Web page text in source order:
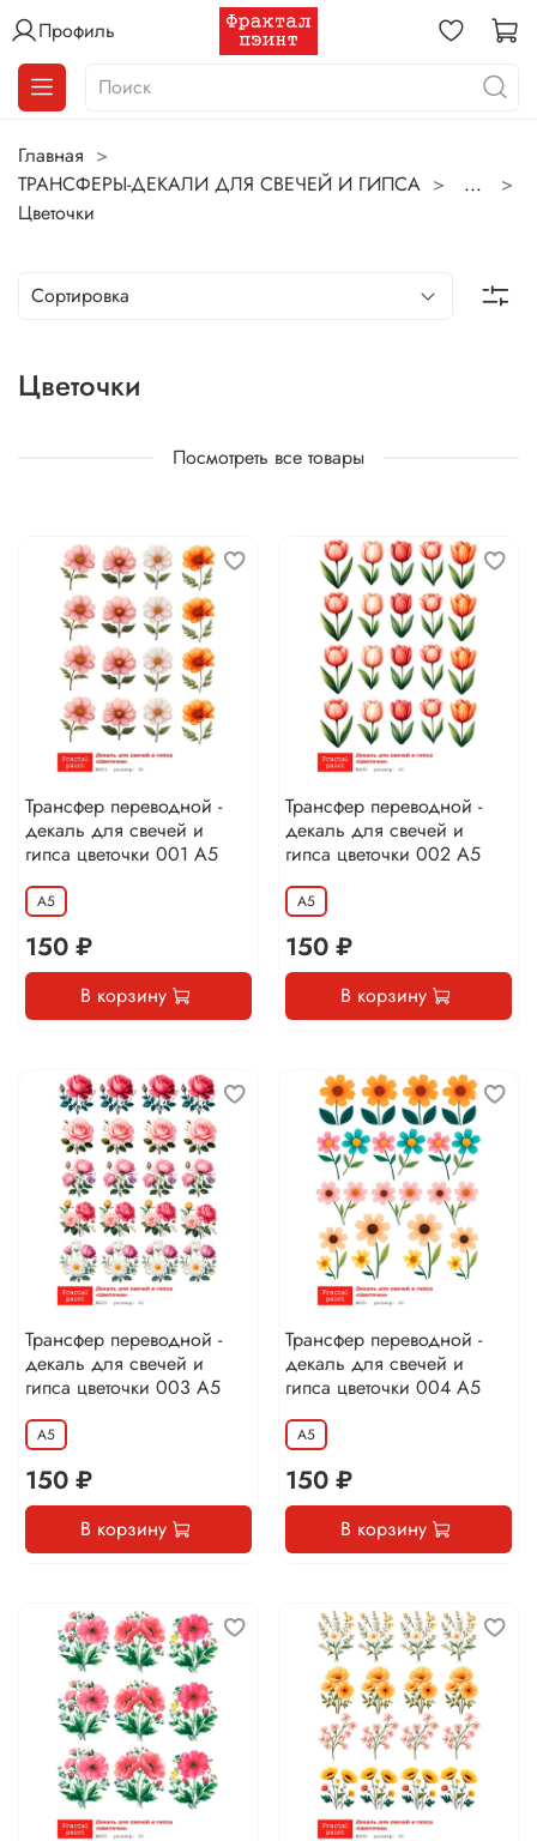
Профиль
Главная
ТРАНСФЕРЫ-ДЕКАЛИ ДЛЯ СВЕЧЕЙ И ГИПСА
...
Цветочки
Цветочки
Посмотреть все товары
Трансфер переводной -
декаль для свечей и
гипса цветочки 001 А5
А5
150 ₽
В корзину
Трансфер переводной -
декаль для свечей и
гипса цветочки 002 А5
А5
150 ₽
В корзину
Трансфер переводной -
декаль для свечей и
гипса цветочки 003 А5
А5
150 ₽
В корзину
Трансфер переводной -
декаль для свечей и
гипса цветочки 004 А5
А5
150 ₽
В корзину